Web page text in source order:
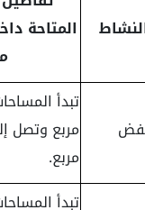
المتاحة
مربع.